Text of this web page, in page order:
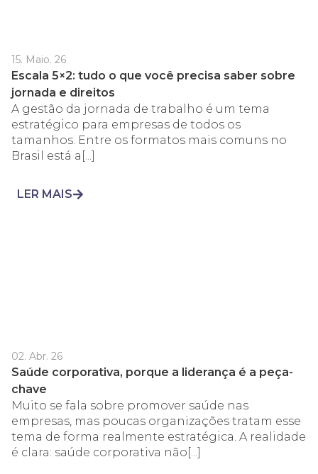
15. Maio. 26
Escala 5×2: tudo o que você precisa saber sobre
jornada e direitos
A gestão da jornada de trabalho é um tema
estratégico para empresas de todos os
tamanhos. Entre os formatos mais comuns no
Brasil está a[...]
LER MAIS
02. Abr. 26
Saúde corporativa, porque a liderança é a peça-
chave
Muito se fala sobre promover saúde nas
empresas, mas poucas organizações tratam esse
tema de forma realmente estratégica. A realidade
é clara: saúde corporativa não[...]